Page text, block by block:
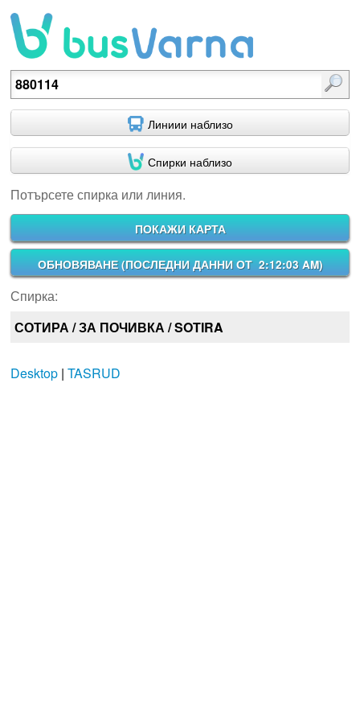
Потърсете спирка или линия.
Линиии наблизо
Спирки наблизо
Потърсете спирка или линия.
ПОКАЖИ КАРТА
ОБНОВЯВАНЕ (ПОСЛЕДНИ ДАННИ ОТ 2:12:03 AM)
Спирка:
СОТИРА / ЗА ПОЧИВКА / SOTIRA
Desktop| TASRUD